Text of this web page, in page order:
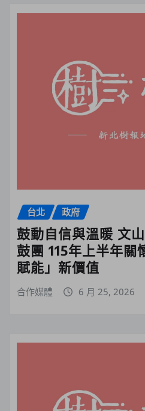
台北 政府
鼓動自信與溫暖 文
鼓團 115年上半年關
賦能」新價值
合作媒體 6 月 25, 2026